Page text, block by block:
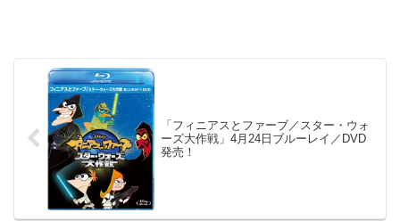
「フィニアスとファーブ／スター・ウォ
ーズ大作戦」4月24日ブルーレイ／DVD
発売！